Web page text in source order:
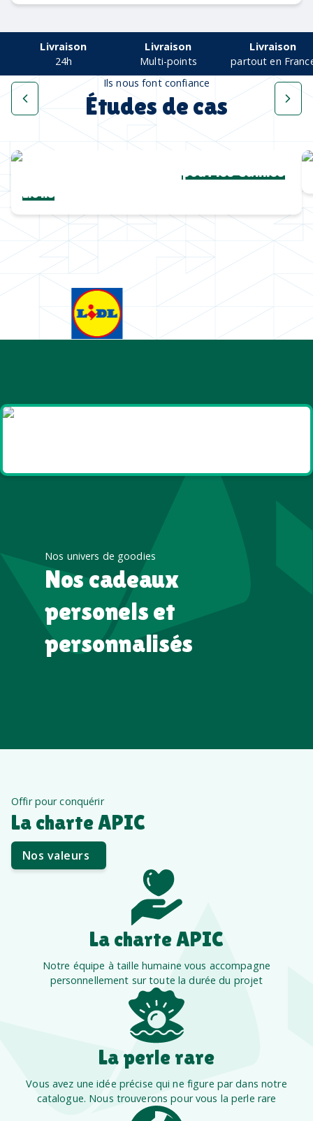
Livraison
24h
Livraison
Multi-points
Livraison
partout en
Ils nous font confiance
Études de cas
Une collection complètepour les Cannes
Lions
Nos univers de goodies
Nos cadeaux
personels et
personnalisés
Offir pour conquérir
La charte APIC
Nos valeurs
La charte APIC
Notre équipe à taille humaine vous accompagne
personnellement sur toute la durée du projet
La perle rare
Vous avez une idée précise qui ne figure par dans notre
catalogue. Nous trouverons pour vous la perle rare